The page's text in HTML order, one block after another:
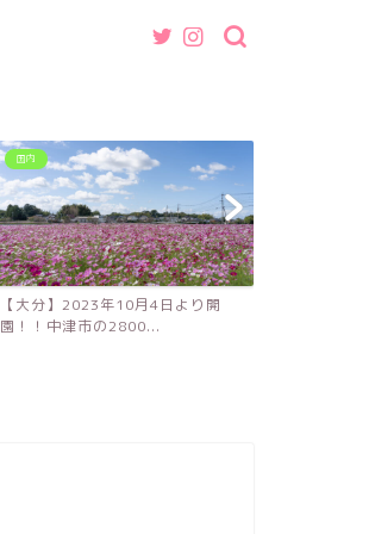
国内
【大分】2023年10月4日より開
園！！中津市の2800...